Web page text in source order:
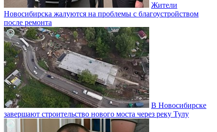
Жители
Новосибирска жалуются на проблемы с благоустройством
после ремонта
В Новосибирске
завершают строительство нового моста через реку Тулу